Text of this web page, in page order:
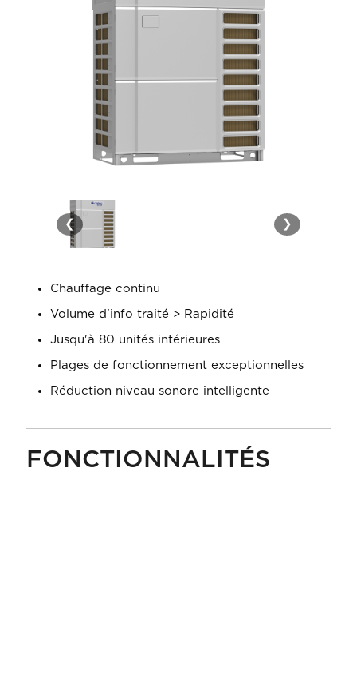
❮ ❯
Chauffage continu
Volume d'info traité > Rapidité
Jusqu'à 80 unités intérieures
Plages de fonctionnement exceptionnelles
Réduction niveau sonore intelligente
FONCTIONNALITÉS